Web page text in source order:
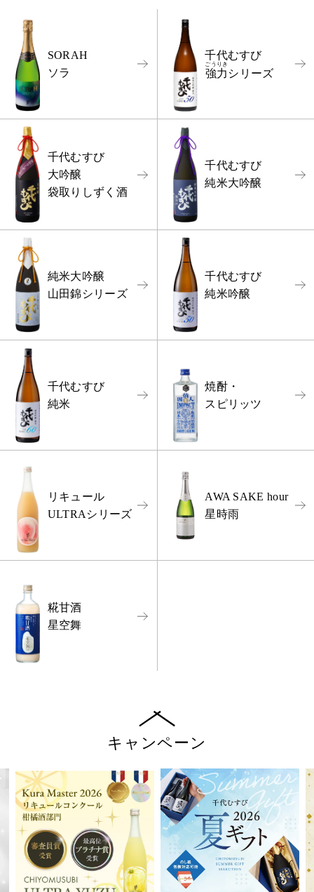
SORAH
ソラ
千代むすび
強力
ごうりき
シリーズ
千代むすび
大吟醸
袋取りしずく酒
千代むすび
純米大吟醸
純米大吟醸
山田錦シリーズ
千代むすび
純米吟醸
千代むすび
純米
焼酎・
スピリッツ
リキュール
ULTRAシリーズ
AWA SAKE hour
星時雨
糀甘酒
星空舞
キャンペーン